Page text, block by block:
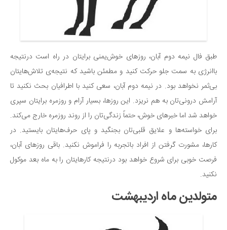
فناوری‌ها
نجوم و هوا فضا
زمین و محیط زیست
خودرو
سرگرمی
دانستنی‌ها
بازی
طنز
مسابقه
طبق فال نیمه‌ دوم آبان، روزهای خوش‌یمنی برایتان در راه است درنتیجه
باانرژی به سمت جلو حرکت کنید و مطمئن باشید که نتیجه‌ی تلاش‌هایتان
بی‌ثمر نخواهد بود. در نیمه‌ دوم آبان، سعی کنید با اطرافیان بحث نکنید تا
آرامش درونی‌تان به هم نریزد. این روزها، بسیار آرام و روزمره برایتان سپری
خواهد شد اما خبرهای خوش، حتماً زندگی‌تان را از روند روزمره خارج می‌کند.
برای خواسته‌ها و علایق قلبی‌تان بجنگید و پای حرف‌هایتان بایستید. در
کارها، مشورت گرفتن از افراد باتجربه را فراموش نکنید. باقی روزهای آبان،
فرصت خوبی برای شروع خواهد بود درنتیجه کارهایتان را به ماه بعد موکول
نکنید.
متولدین ماه اردیبهشت